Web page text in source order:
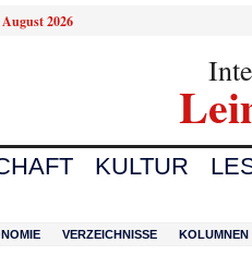
2026
KULTUR
VERZEICHNISSE KOLUMNEN